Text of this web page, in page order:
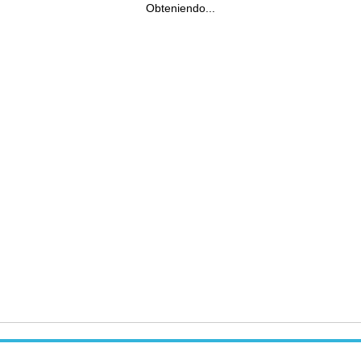
Obteniendo...